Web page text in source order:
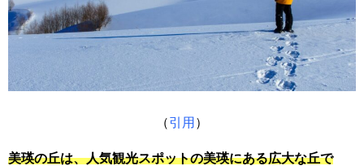
（引用 ）
美瑛の丘は、人気観光スポットの美瑛にある広大な丘で